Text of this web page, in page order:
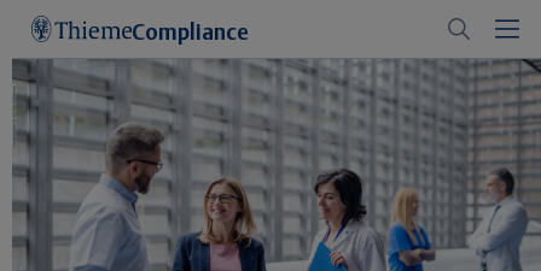
Compliance